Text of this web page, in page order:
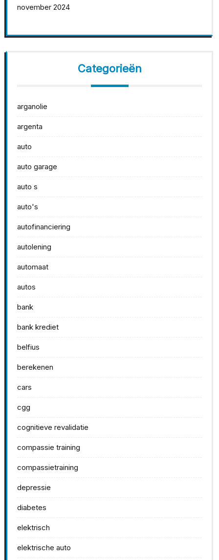
november 2024
Categorieën
arganolie
argenta
auto
auto garage
auto s
auto's
autofinanciering
autolening
automaat
autos
bank
bank krediet
belfius
berekenen
cars
cgg
cognitieve revalidatie
compassie training
compassietraining
depressie
diabetes
elektrisch
elektrische auto